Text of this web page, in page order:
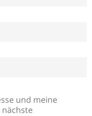
und meine